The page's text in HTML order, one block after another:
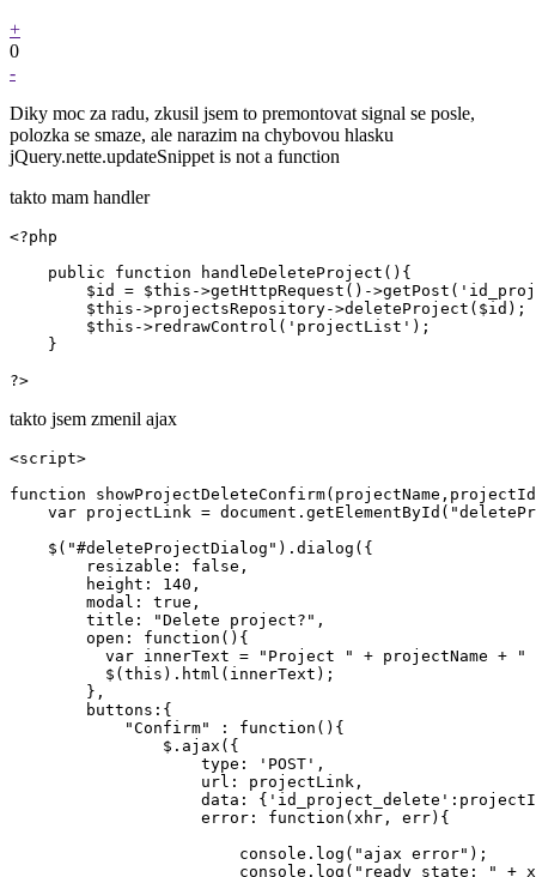
+
0
-
Diky moc za radu, zkusil jsem to premontovat signal se posle,
polozka se smaze, ale narazim na chybovou hlasku
jQuery.nette.updateSnippet is not a function
takto mam handler
<?php
    public function handleDeleteProject(){
$id = $this->getHttpRequest()-
        $this->projectsRepository->deleteProject($id);
        $this->redrawControl('projectList');
    }
?>
takto jsem zmenil ajax
<script>
function
var projectLink =
    $("#deleteProjectDialog").dialog({
        resizable: false,
        height: 140,
        modal: true,
        title: "Delete project?",
        open: function(){
var innerText = "Project " + projectName + "
          $(this).html(innerText);
        },
        buttons:{
            "Confirm" : function(){
                $.ajax({
                    type: 'POST',
                    url: projectLink,
data:
                    error: function(xhr, err){
                        console.log("ajax error");
console.log("ready state: " +